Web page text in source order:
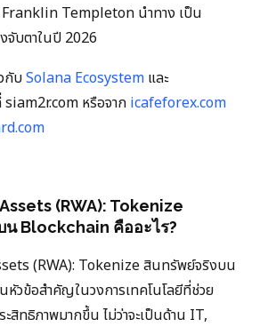
Templeton นำทาง เป็น
บตาในปี 2026
กับSolana Ecosystem และ
siam2r.com หรือจาก icafeforex.com
(RWA): Tokenize
น Blockchain คืออะไร?
(RWA): Tokenize สินทรัพย์จริงบน
วข้อสำคัญในวงการเทคโนโลยีที่ช่วย
สิทธิภาพมากขึ้น ไม่ว่าจะเป็นด้าน IT,